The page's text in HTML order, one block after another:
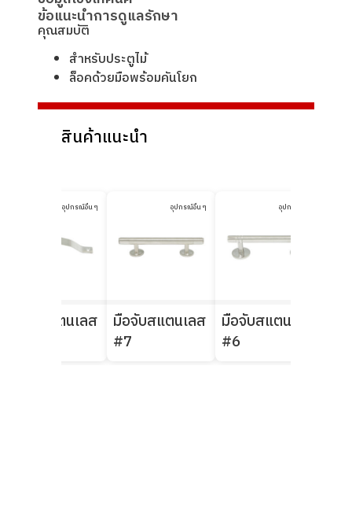
ข้อแนะนำการดูแลรักษา
คุณสมบัติ
สําหรับประตูไม้
ล็อคด้วยมือพร้อมคันโยก
สินค้าแนะนำ
อุปกรณ์อื่น ๆ
มือจับสแตนเลส
อุปกรณ์อื่น ๆ
มือจับสแตนเลส
#7
อุปกรณ์อื่น ๆ
มือจับสแตนเลส
#6